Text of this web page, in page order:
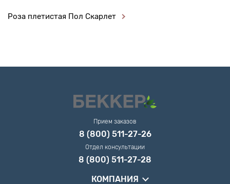
Роза плетистая Пол Скарлет
Прием заказов
8 (800) 511-27-26
Отдел консультации
8 (800) 511-27-28
КОМПАНИЯ